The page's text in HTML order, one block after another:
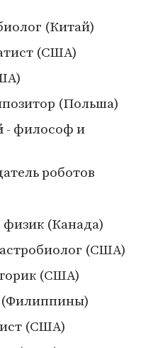
(Китай)
(США)
(Польша)
- философ и
роботов
физик (Канада)
(США)
(США)
(Филиппины)
(США)